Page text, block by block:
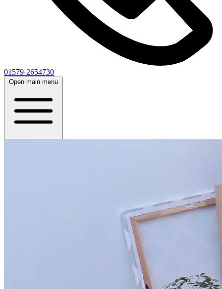
01579-2654730
Open main menu